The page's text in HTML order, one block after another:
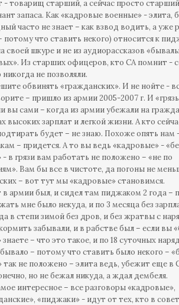
- товарищ старший, а сейчас просто старший
запаса. Как «кадровые военные» - элита,
часто не знает – как взвод водить, а уже
потому что ставить некого) относится к
своей шкуре и не из аудиорассказов
Из старших офицеров, кто СА помнит -
никогда не позволяли.
обвинять «гражданских». И не нойте -
– пришло из армии 2005-2007 г. И
вы сами – когда из армии убежали на
высоких зарплат и легкой жизни. А кто
будет – не знаю. Похоже опять нам
– придется. А то вы ведь «кадровые» -
- в грязи вам работать не положено – «не по
Вам бы все в чистоте, да погоны не
– вот тут мы «кадровые» становимся.
в армии был, и сидел там пиджаком 2 года –
мне было некуда, и по 3 месяца без
в степи зимой без дров, и без жратвы с
забывали, и в рабстве был – если вы
знаете – что это такое, и по 18 суточных
– потому что ставить было некого –
так не положено – элита ведь, убежит еще в
но не бежал никуда, а ждал дембеля.
интересное – все разговоры «кадровые»,
«пиджаки» - идут от тех, кто в